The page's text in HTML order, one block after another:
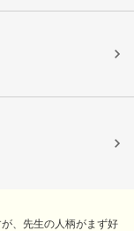
、先生の人柄がまず好